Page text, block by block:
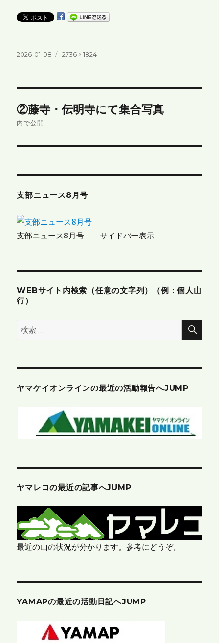
投
2026-01-08
フ
2736 × 1824
稿
ゲ
ー
シ
ョ
②藤寺・伝明寺にて集合写真
内で公開
支部ニュース8月号
支部ニュース8月号 サイドバー表示
WEBサイト内検索（任意の文字列）（例：個人山
行）
検
索:
検
ヤマケイオンラインの最近の活動報告へJUMP
ヤマレコの最近の記事へJUMP
最近の山の状況が分かります。参考にどうぞ。
YAMAPの最近の活動日記へJUMP